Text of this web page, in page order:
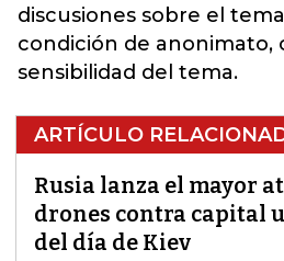
discusiones sobre el
condición de anonimato,
sensibilidad del tema.
ARTÍCULO
Rusia lanza el mayor
drones contra capital
del día de Kiev